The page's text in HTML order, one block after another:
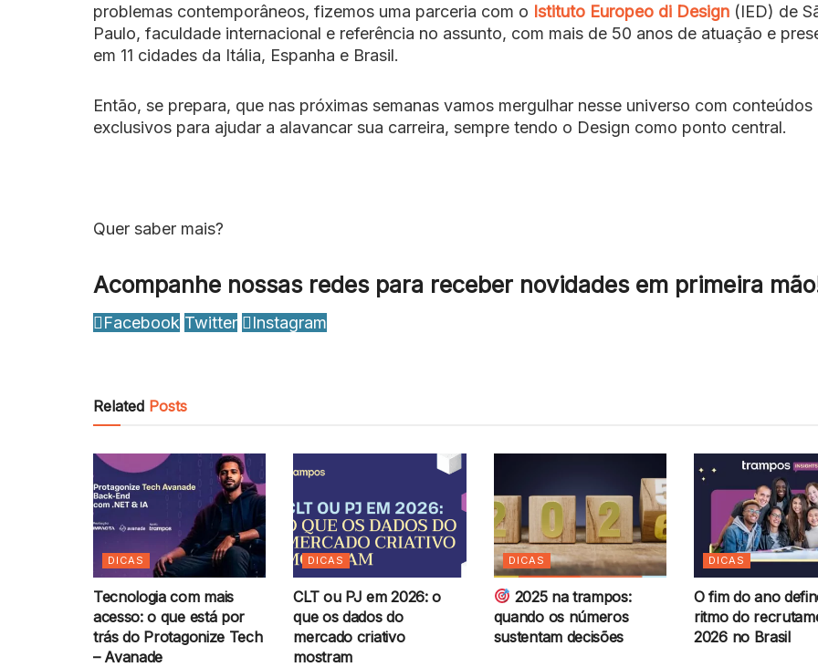
problemas contemporâneos, fizemos uma parceria com o Istituto Europeo di Design (IED) de
Paulo, faculdade internacional e referência no assunto, com mais de 50 anos de atuação e
em 11 cidades da Itália, Espanha e Brasil.
Então, se prepara, que nas próximas semanas vamos mergulhar nesse universo com conteúdos
exclusivos para ajudar a alavancar sua carreira, sempre tendo o Design como ponto central.
Quer saber mais?
Acompanhe nossas redes para receber novidades em primeira
Facebook Twitter Instagram
Related Posts
DICAS
Tecnologia com mais
acesso: o que está por
trás do Protagonize Tech
– Avanade
DICAS
CLT ou PJ em 2026: o
que os dados do
mercado criativo
mostram
DICAS
2025 na trampos:
quando os números
sustentam decisões
DICAS
O fim do ano
ritmo do
2026 no Brasil